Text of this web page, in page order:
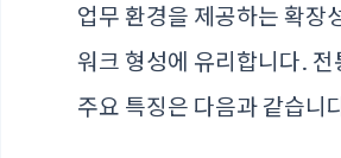
업무 환경을 제공하는 확장
워크 형성에 유리합니다. 전
주요 특징은 다음과 같습니